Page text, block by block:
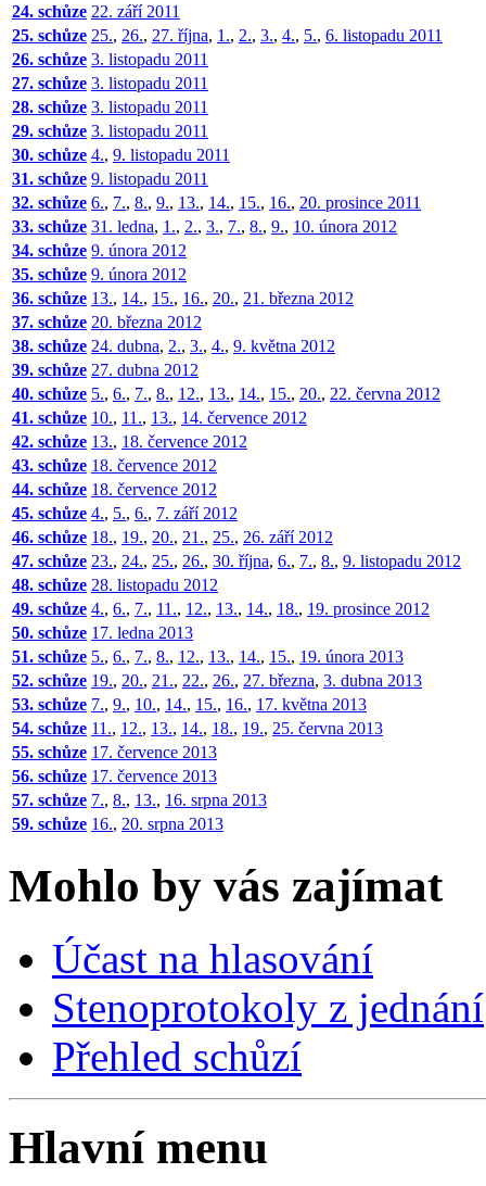
24. schůze 22. září 2011
25. schůze 25., 26., 27. října, 1., 2., 3., 4., 5., 6. listopadu 2011
26. schůze 3. listopadu 2011
27. schůze 3. listopadu 2011
28. schůze 3. listopadu 2011
29. schůze 3. listopadu 2011
30. schůze 4., 9. listopadu 2011
31. schůze 9. listopadu 2011
32. schůze 6., 7., 8., 9., 13., 14., 15., 16., 20. prosince 2011
33. schůze 31. ledna, 1., 2., 3., 7., 8., 9., 10. února 2012
34. schůze 9. února 2012
35. schůze 9. února 2012
36. schůze 13., 14., 15., 16., 20., 21. března 2012
37. schůze 20. března 2012
38. schůze 24. dubna, 2., 3., 4., 9. května 2012
39. schůze 27. dubna 2012
40. schůze 5., 6., 7., 8., 12., 13., 14., 15., 20., 22. června 2012
41. schůze 10., 11., 13., 14. července 2012
42. schůze 13., 18. července 2012
43. schůze 18. července 2012
44. schůze 18. července 2012
45. schůze 4., 5., 6., 7. září 2012
46. schůze 18., 19., 20., 21., 25., 26. září 2012
47. schůze 23., 24., 25., 26., 30. října, 6., 7., 8., 9. listopadu 2012
48. schůze 28. listopadu 2012
49. schůze 4., 6., 7., 11., 12., 13., 14., 18., 19. prosince 2012
50. schůze 17. ledna 2013
51. schůze 5., 6., 7., 8., 12., 13., 14., 15., 19. února 2013
52. schůze 19., 20., 21., 22., 26., 27. března, 3. dubna 2013
53. schůze 7., 9., 10., 14., 15., 16., 17. května 2013
54. schůze 11., 12., 13., 14., 18., 19., 25. června 2013
55. schůze 17. července 2013
56. schůze 17. července 2013
57. schůze 7., 8., 13., 16. srpna 2013
59. schůze 16., 20. srpna 2013
Mohlo by vás zajímat
Účast na hlasování
Stenoprotokoly z jednání
Přehled schůzí
Hlavní menu